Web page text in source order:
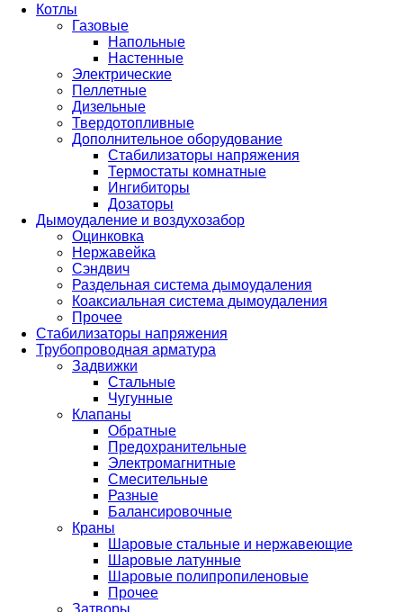
Котлы
Газовые
Напольные
Настенные
Электрические
Пеллетные
Дизельные
Твердотопливные
Дополнительное оборудование
Стабилизаторы напряжения
Термостаты комнатные
Ингибиторы
Дозаторы
Дымоудаление и воздухозабор
Оцинковка
Нержавейка
Сэндвич
Раздельная система дымоудаления
Коаксиальная система дымоудаления
Прочее
Стабилизаторы напряжения
Трубопроводная арматура
Задвижки
Стальные
Чугунные
Клапаны
Обратные
Предохранительные
Электромагнитные
Смесительные
Разные
Балансировочные
Краны
Шаровые стальные и нержавеющие
Шаровые латунные
Шаровые полипропиленовые
Прочее
Затворы